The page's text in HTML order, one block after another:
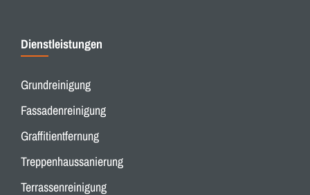
Dienstleistungen
Grundreinigung
Fassadenreinigung
Graffitientfernung
Treppenhaussanierung
Terrassenreinigung